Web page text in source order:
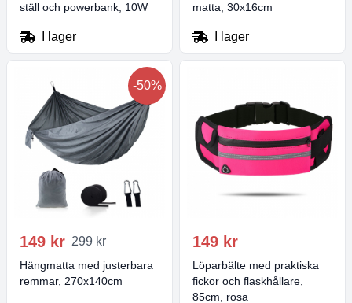
ställ och powerbank, 10W
I lager
matta, 30x16cm
I lager
-50%
149 kr 299 kr
Hängmatta med justerbara
remmar, 270x140cm
149 kr
Löparbälte med praktiska
fickor och flaskhållare,
85cm, rosa